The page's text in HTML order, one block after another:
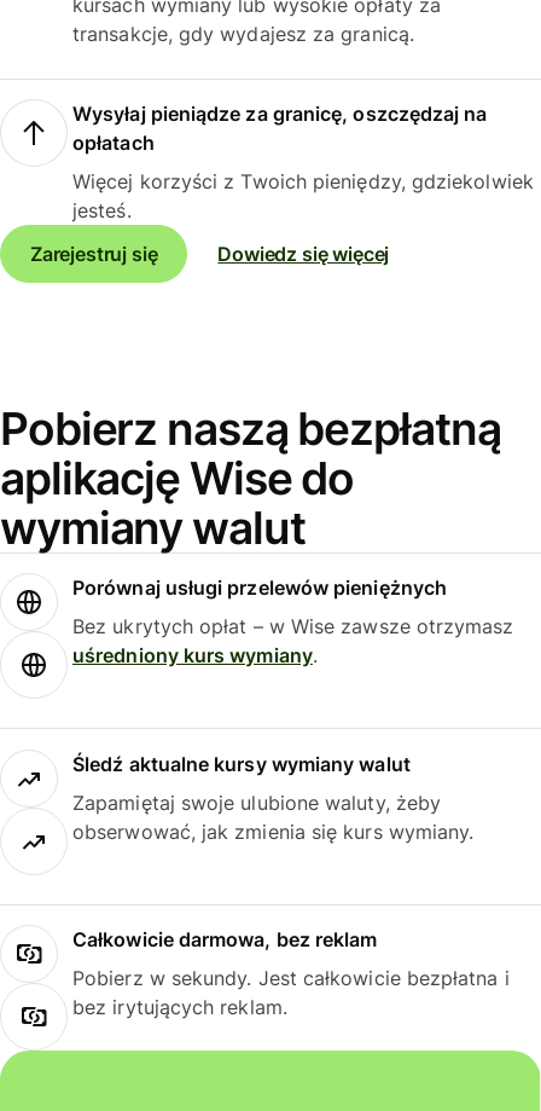
kursach wymiany lub wysokie opłaty za
transakcje, gdy wydajesz za granicą.
Wysyłaj pieniądze za granicę, oszczędzaj na
opłatach
Więcej korzyści z Twoich pieniędzy, gdziekolwiek
jesteś.
Zarejestruj się
Dowiedz się więcej
Pobierz naszą bezpłatną
aplikację Wise do
wymiany walut
Porównaj usługi przelewów pieniężnych
Bez ukrytych opłat – w Wise zawsze otrzymasz
uśredniony kurs wymiany.
Śledź aktualne kursy wymiany walut
Zapamiętaj swoje ulubione waluty, żeby
obserwować, jak zmienia się kurs wymiany.
Całkowicie darmowa, bez reklam
Pobierz w sekundy. Jest całkowicie bezpłatna i
bez irytujących reklam.